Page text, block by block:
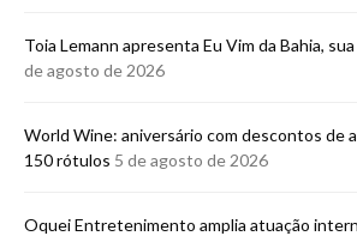
Toia Lemann apresenta Eu Vim da Bahia,
de agosto de 2026
World Wine: aniversário com descontos de
150 rótulos 5 de agosto de 2026
Oquei Entretenimento amplia atuação